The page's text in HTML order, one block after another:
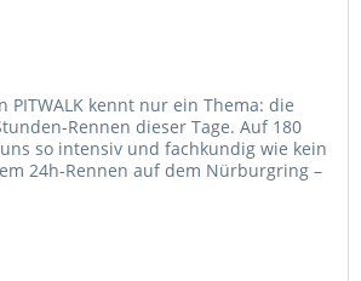
PITWALK kennt nur ein Thema: die
Rennen dieser Tage. Auf 180
so intensiv und fachkundig wie kein
24h-Rennen auf dem Nürburgring –